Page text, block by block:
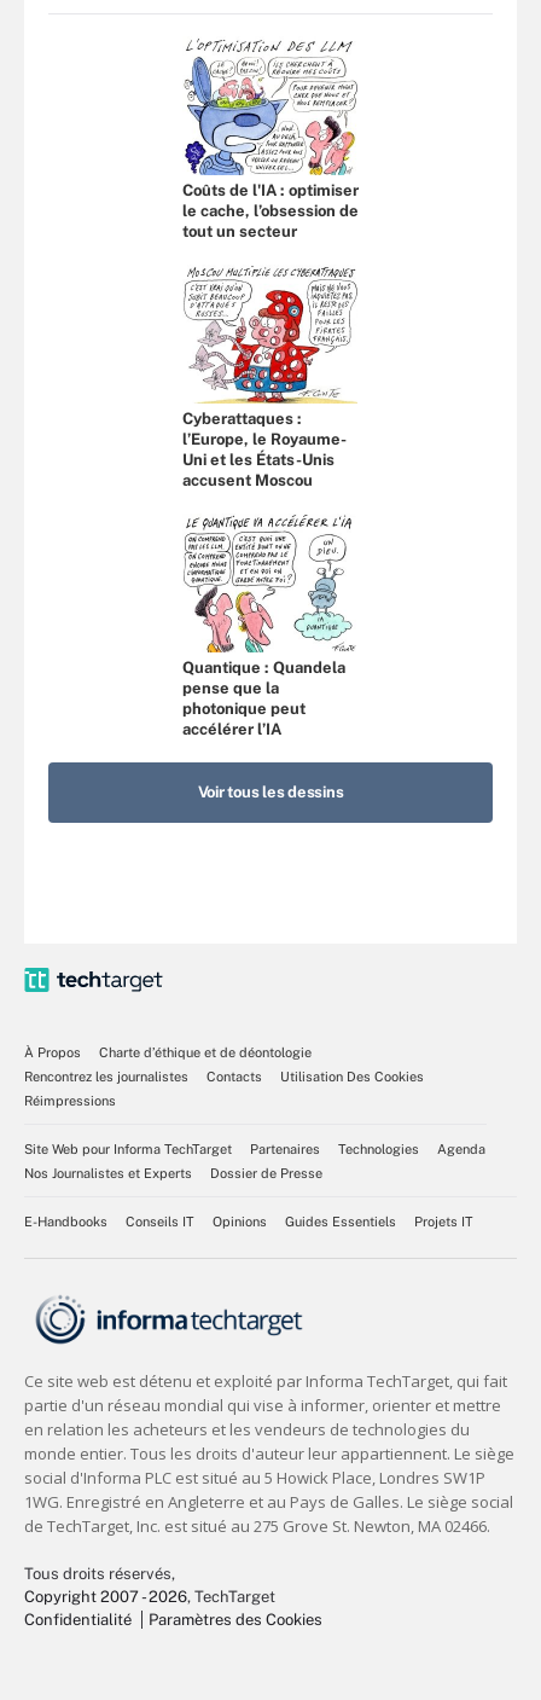
Coûts de l'IA : optimiser
le cache, l’obsession de
tout un secteur
Cyberattaques :
l’Europe, le Royaume-
Uni et les États-Unis
accusent Moscou
Quantique : Quandela
pense que la
photonique peut
accélérer l’IA
Voir tous les dessins
À Propos
Charte d’éthique et de déontologie
Rencontrez les journalistes
Contacts
Utilisation Des Cookies
Réimpressions
Site Web pour Informa TechTarget Partenaires Technologies
Agenda
Nos Journalistes et Experts
Dossier de Presse
E-Handbooks Conseils IT Opinions Guides Essentiels Projets IT
Tous droits réservés,
Copyright 2007 - 2026, TechTarget
Confidentialité
Paramètres des Cookies